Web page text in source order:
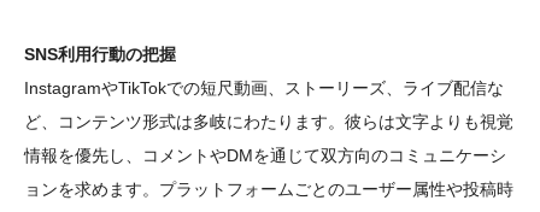
SNS利用行動の把握
InstagramやTikTokでの短尺動画、ストーリーズ、ライブ配信な
ど、コンテンツ形式は多岐にわたります。彼らは文字よりも視覚
情報を優先し、コメントやDMを通じて双方向のコミュニケーシ
ョンを求めます。プラットフォームごとのユーザー属性や投稿時